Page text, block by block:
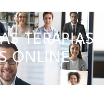
TERAPIAS
ONLINE